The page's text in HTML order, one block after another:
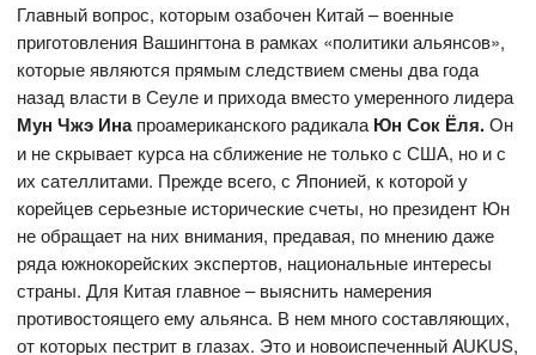
Главный вопрос, которым озабочен Китай – военные
приготовления Вашингтона в рамках «политики альянсов»,
которые являются прямым следствием смены два года
назад власти в Сеуле и прихода вместо умеренного лидера
Мун Чжэ Инапроамериканского радикалаЮн Сок Ёля.Он
и не скрывает курса на сближение не только с США, но и с
их сателлитами. Прежде всего, с Японией, к которой у
корейцев серьезные исторические счеты, но президент Юн
не обращает на них внимания, предавая, по мнению даже
ряда южнокорейских экспертов, национальные интересы
страны. Для Китая главное – выяснить намерения
противостоящего ему альянса. В нем много составляющих,
от которых пестрит в глазах. Это и новоиспеченный AUKUS,